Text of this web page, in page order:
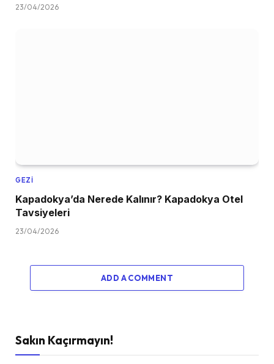
23/04/2026
GEZI
Kapadokya’da Nerede Kalınır? Kapadokya Otel
Tavsiyeleri
23/04/2026
ADD A COMMENT
Sakın Kaçırmayın!